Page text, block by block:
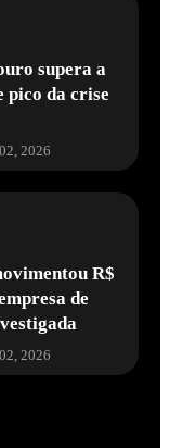
supera a
pico da crise
2026
R$
de
2026